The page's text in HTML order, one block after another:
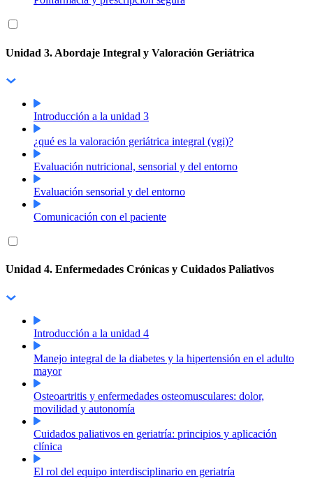
Unidad 3. Abordaje Integral y Valoración Geriátrica
Introducción a la unidad 3
¿qué es la valoración geriátrica integral (vgi)?
Evaluación nutricional, sensorial y del entorno
Evaluación sensorial y del entorno
Comunicación con el paciente
Unidad 4. Enfermedades Crónicas y Cuidados Paliativos
Introducción a la unidad 4
Manejo integral de la diabetes y la hipertensión en el adulto
mayor
Osteoartritis y enfermedades osteomusculares: dolor,
movilidad y autonomía
Cuidados paliativos en geriatría: principios y aplicación
clínica
El rol del equipo interdisciplinario en geriatría